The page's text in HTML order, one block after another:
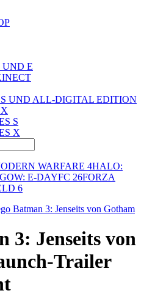
UND E
UND ALL-DIGITAL EDITION
S
X
WARFARE 4HALO:
GOW: E-DAYFC 26FORZA
6
Batman 3: Jenseits von Gotham
3: Jenseits von
Trailer